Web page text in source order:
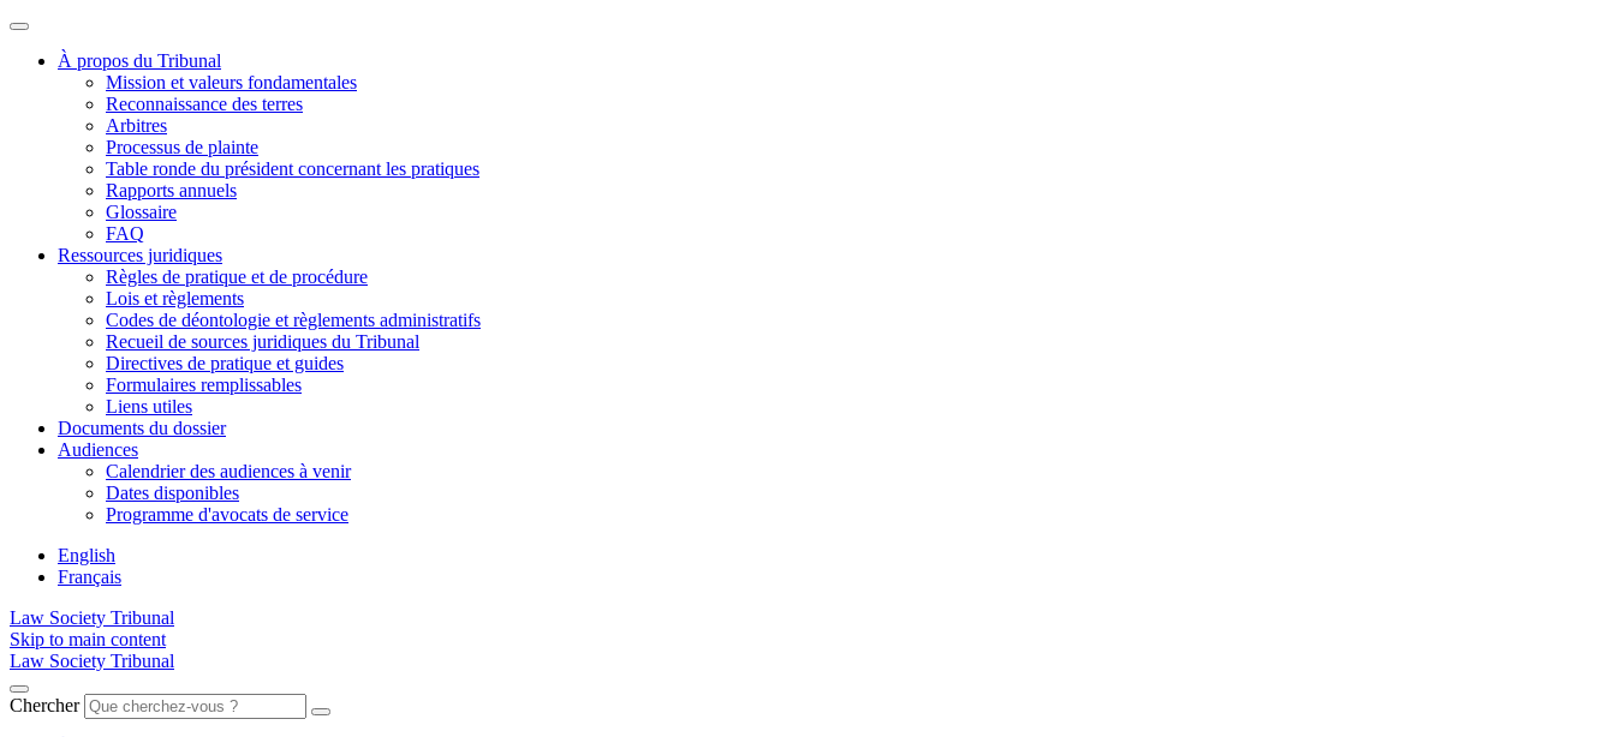
À propos du Tribunal
Mission et valeurs fondamentales
Reconnaissance des terres
Arbitres
Processus de plainte
Table ronde du président concernant les pratiques
Rapports annuels
Glossaire
FAQ
Ressources juridiques
Règles de pratique et de procédure
Lois et règlements
Codes de déontologie et règlements administratifs
Recueil de sources juridiques du Tribunal
Directives de pratique et guides
Formulaires remplissables
Liens utiles
Documents du dossier
Audiences
Calendrier des audiences à venir
Dates disponibles
Programme d'avocats de service
English
Français
Law Society Tribunal
Skip to main content
Law Society Tribunal
Chercher